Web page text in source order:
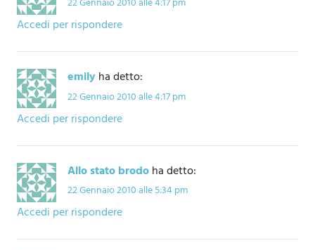
22 Gennaio 2010 alle 4:17 pm
Accedi per rispondere
emilyha detto:
22 Gennaio 2010 alle 4:17 pm
Accedi per rispondere
Allo stato brodoha detto:
22 Gennaio 2010 alle 5:34 pm
Accedi per rispondere